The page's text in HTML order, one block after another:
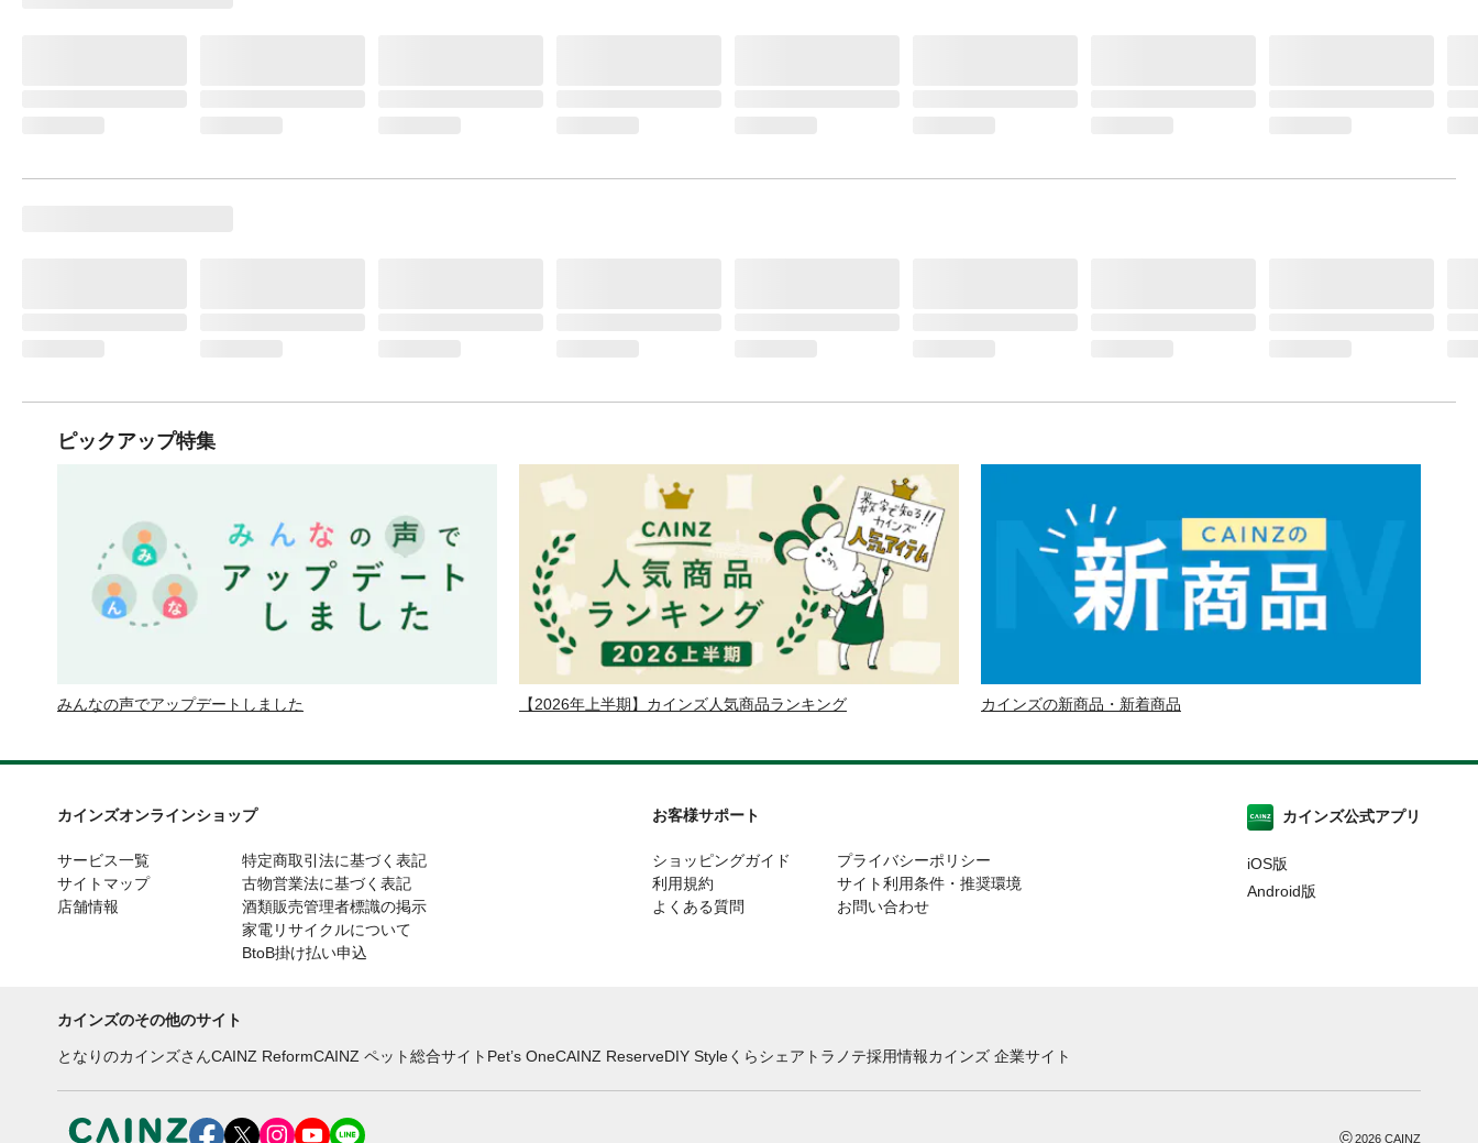
ピックアップ特集
みんなの声でアップデートしました 【2026年上半期】カインズ人気商品ランキング カインズの新商品・新着商品
カインズオンラインショップ
サービス一覧
サイトマップ
店舗情報
特定商取引法に基づく表記
古物営業法に基づく表記
酒類販売管理者標識の掲示
家電リサイクルについて
BtoB掛け払い申込
お客様サポート
ショッピングガイド
利用規約
よくある質問
プライバシーポリシー
サイト利用条件・推奨環境
お問い合わせ
カインズ公式アプリ
iOS版
Android版
カインズのその他のサイト
となりのカインズさんCAINZ ReformCAINZ ペット総合サイト Pet’s OneCAINZ ReserveDIY Styleくらシェア トラノテ採用情報カインズ 企業サイト
©2026 CAINZ